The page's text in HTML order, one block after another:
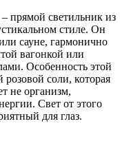
светильник из
стиле. Он
сауне, гармонично
вагонкой или
Особенность этой
соли, которая
не организм,
Свет от этого
для глаз.